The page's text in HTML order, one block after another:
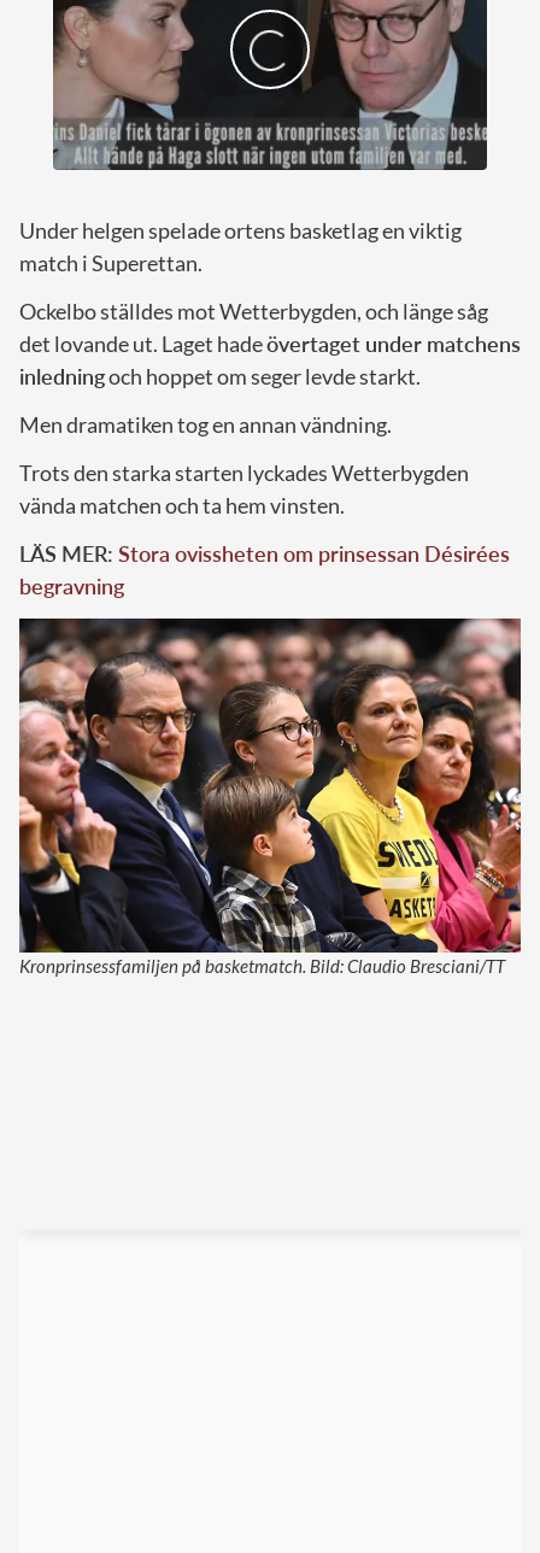
Under helgen spelade ortens basketlag en viktig
match i Superettan.
Ockelbo ställdes mot Wetterbygden, och länge såg
det lovande ut. Laget hadeövertaget under matchens
inledningoch hoppet om seger levde starkt.
Men dramatiken tog en annan vändning.
Trots den starka starten lyckades Wetterbygden
vända matchen och ta hem vinsten.
LÄS MER: Stora ovissheten om prinsessan Désirées
begravning
Kronprinsessfamiljen på basketmatch. Bild: Claudio Bresciani/TT